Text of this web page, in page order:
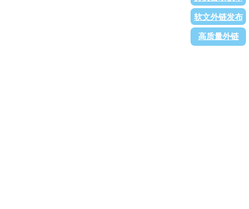
软文外链发布
高质量外链